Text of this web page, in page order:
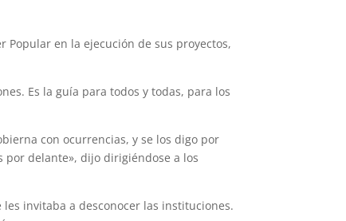
Popular en la ejecución de sus proyectos,
Es la guía para todos y todas, para los
con ocurrencias, y se los digo por
por delante», dijo dirigiéndose a los
invitaba a desconocer las instituciones.